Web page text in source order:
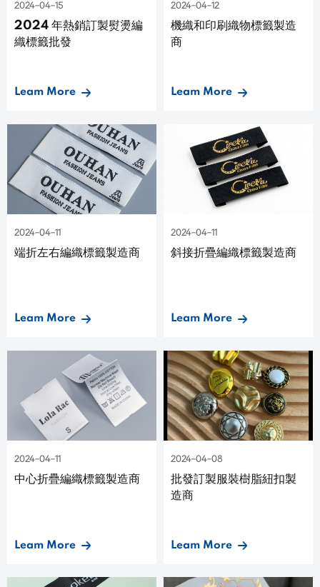
2024-04-15
2024 年熱銷訂製熨燙編
織標籤批發
Leam More
2024-04-12
機織和印刷織物標籤製造
商
Leam More
2024-04-11
端折左右編織標籤製造商
Leam More
2024-04-11
斜接折疊編織標籤製造商
Leam More
2024-04-11
中心折疊編織標籤製造商
Leam More
2024-04-08
批發訂製服裝樹脂紐扣製
造商
Leam More